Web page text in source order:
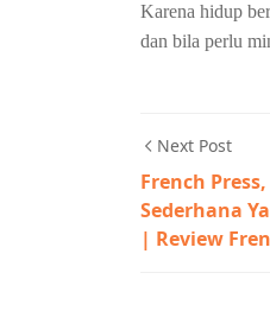
Karena hidup
dan bila perlu
Next Post
French
Sederhana
| Review